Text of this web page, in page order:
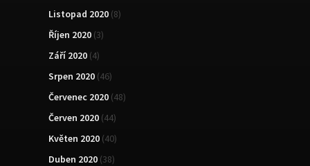
Listopad 2020 (8)
Říjen 2020 (3)
Září 2020 (4)
Srpen 2020 (46)
Červenec 2020 (48)
Červen 2020 (44)
Květen 2020 (40)
Duben 2020 (38)